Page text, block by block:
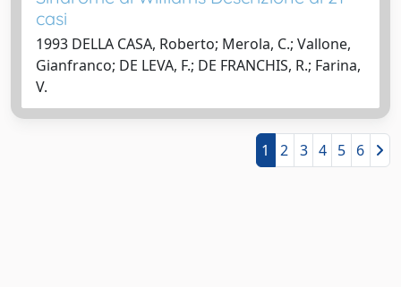
casi
1993 DELLA CASA, Roberto; Merola, C.; Vallone,
Gianfranco; DE LEVA, F.; DE FRANCHIS, R.; Farina,
V.
1 2 3 4 5 6